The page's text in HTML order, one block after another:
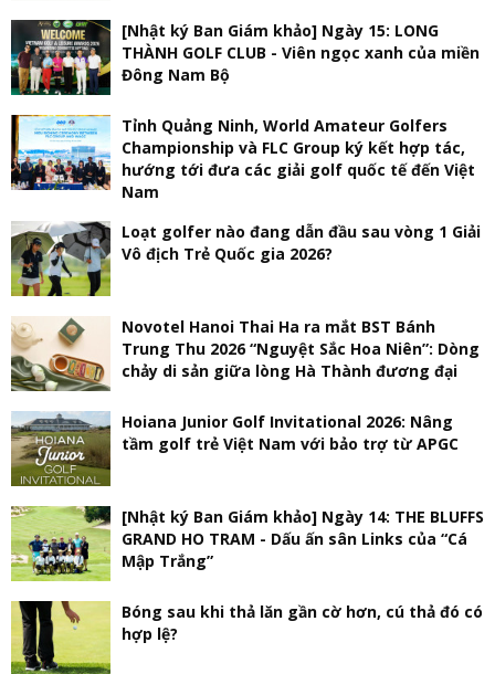
[Nhật ký Ban Giám khảo] Ngày 15: LONG
THÀNH GOLF CLUB - Viên ngọc xanh của miền
Đông Nam Bộ
Tỉnh Quảng Ninh, World Amateur Golfers
Championship và FLC Group ký kết hợp tác,
hướng tới đưa các giải golf quốc tế đến Việt
Nam
Loạt golfer nào đang dẫn đầu sau vòng 1 Giải
Vô địch Trẻ Quốc gia 2026?
Novotel Hanoi Thai Ha ra mắt BST Bánh
Trung Thu 2026 “Nguyệt Sắc Hoa Niên”: Dòng
chảy di sản giữa lòng Hà Thành đương đại
Hoiana Junior Golf Invitational 2026: Nâng
tầm golf trẻ Việt Nam với bảo trợ từ APGC
[Nhật ký Ban Giám khảo] Ngày 14: THE BLUFFS
GRAND HO TRAM - Dấu ấn sân Links của “Cá
Mập Trắng”
Bóng sau khi thả lăn gần cờ hơn, cú thả đó có
hợp lệ?